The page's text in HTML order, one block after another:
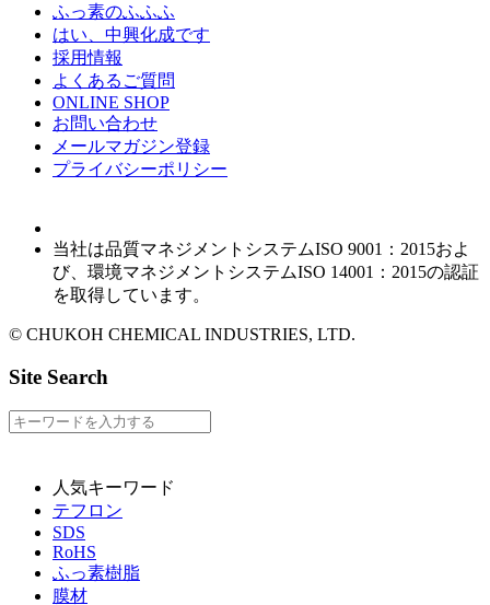
ふっ素のふふふ
はい、中興化成です
採用情報
よくあるご質問
ONLINE SHOP
お問い合わせ
メールマガジン登録
プライバシーポリシー
当社は品質マネジメントシステムISO 9001：2015およ
び、環境マネジメントシステムISO 14001：2015の認証
を取得しています。
© CHUKOH CHEMICAL INDUSTRIES, LTD.
Site Search
人気キーワード
テフロン
SDS
RoHS
ふっ素樹脂
膜材